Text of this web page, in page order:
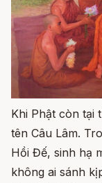
Khi Phật còn tại
tên Câu Lâm.
Hồi Đế, sinh hạ
không ai sánh